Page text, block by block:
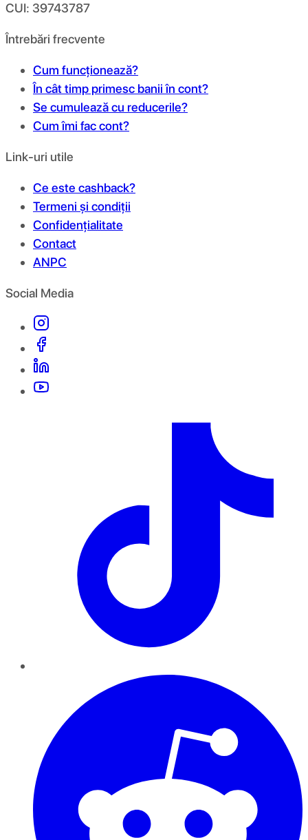
CUI: 39743787
Întrebări frecvente
Cum funcționează?
În cât timp primesc banii în cont?
Se cumulează cu reducerile?
Cum îmi fac cont?
Link-uri utile
Ce este cashback?
Termeni și condiții
Confidențialitate
Contact
ANPC
Social Media